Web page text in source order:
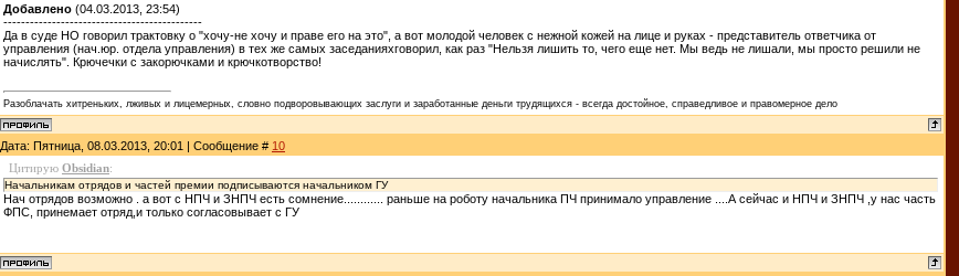
Добавлено (04.03.2013, 23:54)
---------------------------------------------
Да в суде НО говорил трактовку о "хочу-не хочу и праве его на это", а вот молодой человек с нежной кожей на лице и руках - представитель ответчика от
управления (нач.юр. отдела управления) в тех же самых заседанияхговорил, как раз "Нельзя лишить то, чего еще нет. Мы ведь не лишали, мы просто решили не
начислять". Крючечки с закорючками и крючкотворство!
Разоблачать хитреньких, лживых и лицемерных, словно подворовывающих заслуги и заработанные деньги трудящихся - всегда достойное, справедливое и правомерное дело
Дата: Пятница, 08.03.2013, 20:01 | Сообщение # 10
Цитирую Obsidian:
Начальникам отрядов и частей премии подписываются начальником ГУ
Нач отрядов возможно . а вот с НПЧ и ЗНПЧ есть сомнение............ раньше на роботу начальника ПЧ принимало управление ....А сейчас и НПЧ и ЗНПЧ ,у нас часть
ФПС, принемает отряд,и только согласовывает с ГУ